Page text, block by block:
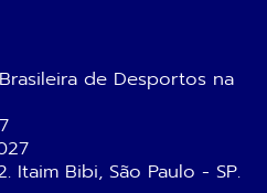
de Desportos na
Itaim Bibi, São Paulo - SP.